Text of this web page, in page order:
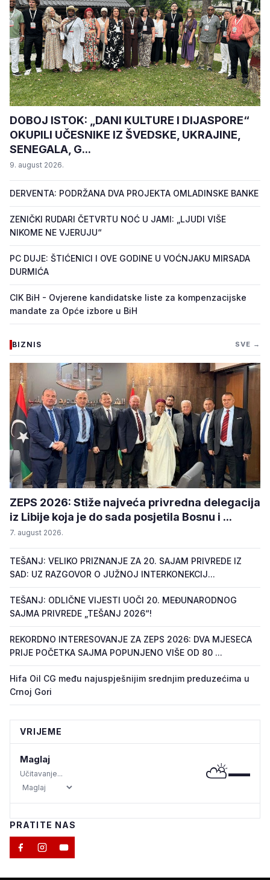
DOBOJ ISTOK: „DANI KULTURE I DIJASPORE“
OKUPILI UČESNIKE IZ ŠVEDSKE, UKRAJINE,
SENEGALA, G...
9. august 2026.
DERVENTA: PODRŽANA DVA PROJEKTA OMLADINSKE BANKE
ZENIČKI RUDARI ČETVRTU NOĆ U JAMI: „LJUDI VIŠE
NIKOME NE VJERUJU“
PC DUJE: ŠTIĆENICI I OVE GODINE U VOĆNJAKU MIRSADA
DURMIĆA
CIK BiH - Ovjerene kandidatske liste za kompenzacijske
mandate za Opće izbore u BiH
BIZNIS SVE →
ZEPS 2026: Stiže najveća privredna delegacija
iz Libije koja je do sada posjetila Bosnu i ...
7. august 2026.
TEŠANJ: VELIKO PRIZNANJE ZA 20. SAJAM PRIVREDE IZ
SAD: UZ RAZGOVOR O JUŽNOJ INTERKONEKCIJ...
TEŠANJ: ODLIČNE VIJESTI UOČI 20. MEĐUNARODNOG
SAJMA PRIVREDE „TEŠANJ 2026“!
REKORDNO INTERESOVANJE ZA ZEPS 2026: DVA MJESECA
PRIJE POČETKA SAJMA POPUNJENO VIŠE OD 80 ...
Hifa Oil CG među najuspješnijim srednjim preduzećima u
Crnoj Gori
VRIJEME
Maglaj
Učitavanje... ⛅—
PRATITE NAS